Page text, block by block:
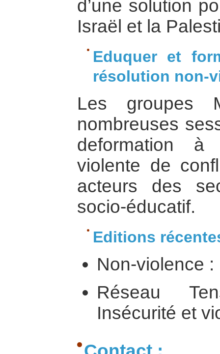
d’une solution
Israël et la
Eduquer et
résolution non-
Les groupes
nombreuses
deformation
violente de
acteurs des
socio-éducatif.
Editions
Non-violence
Réseau
Insécurité et